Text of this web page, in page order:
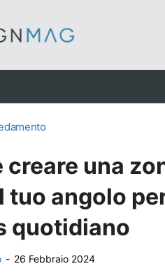
creare una
tuo angolo
quotidiano
- 26 Febbraio 2024